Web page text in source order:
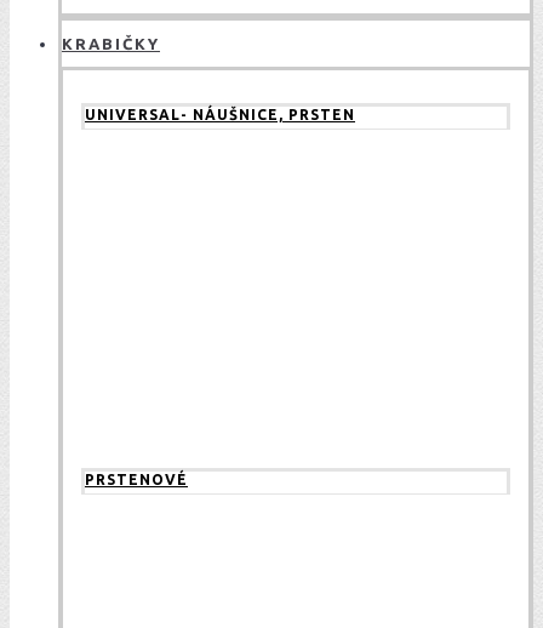
KRABIČKY
UNIVERSAL- NÁUŠNICE, PRSTEN
PRSTENOVÉ